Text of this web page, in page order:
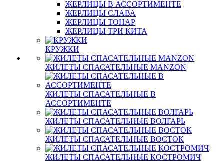
ЖЕРЛИЦЫ В АССОРТИМЕНТЕ
ЖЕРЛИЦЫ СЛАВА
ЖЕРЛИЦЫ ТОНАР
ЖЕРЛИЦЫ ТРИ КИТА
КРУЖКИ
ЖИЛЕТЫ СПАСАТЕЛЬНЫЕ MANZON
ЖИЛЕТЫ СПАСАТЕЛЬНЫЕ В
АССОРТИМЕНТЕ
ЖИЛЕТЫ СПАСАТЕЛЬНЫЕ ВОЛГАРЬ
ЖИЛЕТЫ СПАСАТЕЛЬНЫЕ ВОСТОК
ЖИЛЕТЫ СПАСАТЕЛЬНЫЕ КОСТРОМИЧ